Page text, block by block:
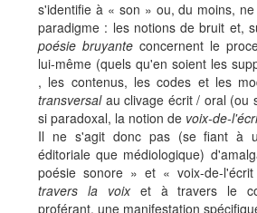
s'identifie à « son » ou, du moins,
paradigme : les notions de bruit et,
poésie bruyante concernent le
lui-même (quels qu'en soient les
, les contenus, les codes et les
transversal au clivage écrit / oral (ou
si paradoxal, la notion de voix-de-
Il ne s'agit donc pas (se fiant à
éditoriale que médiologique)
poésie sonore » et « voix-de-
travers la voixet à travers le
proférant, une manifestation